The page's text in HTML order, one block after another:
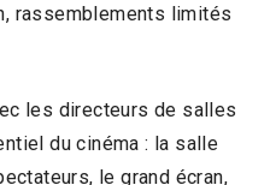
rassemblements limités
les directeurs de salles
du cinéma : la salle
le grand écran,